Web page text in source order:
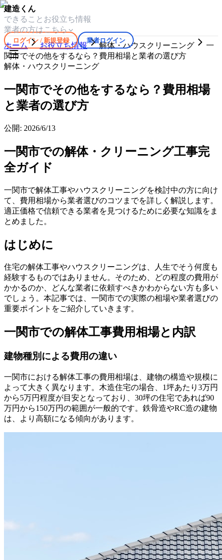
建造くん
できること お役立ち情報
業者の方はこちら
ログイン / 新規登録 業者ログイン
ホーム お役立ち情報 解体・ハウスクリーニング
一
関市でその他をするなら？費用相場と業者の選び方
解体・ハウスクリーニング
一関市でその他をするなら？費用相場
と業者の選び方
公開: 2026/6/13
一関市での解体・クリーニング工事完
全ガイド
一関市で解体工事やハウスクリーニングを検討中の方に向け
て、費用相場から業者選びのコツまでを詳しく解説します。
適正価格で信頼できる業者を見つけるために必要な知識をま
とめました。
はじめに
住宅の解体工事やハウスクリーニングは、人生でそう何度も
経験するものではありません。そのため、どの程度の費用が
かかるのか、どんな業者に依頼すべきかわからない方も多い
でしょう。本記事では、一関市での実際の相場や業者選びの
重要ポイントをご紹介していきます。
一関市での解体工事費用相場と内訳
建物種別による費用の違い
一関市における解体工事の費用相場は、建物の構造や規模に
よって大きく異なります。木造住宅の場合、1坪あたり3万円
から5万円程度が目安となっており、30坪の住宅であれば90
万円から150万円の範囲が一般的です。鉄骨造やRC造の建物
は、より高額になる傾向があります。